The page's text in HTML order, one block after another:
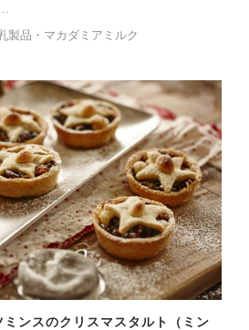
製品・マカダミアミルク
ンスのクリスマスタルト（ミン